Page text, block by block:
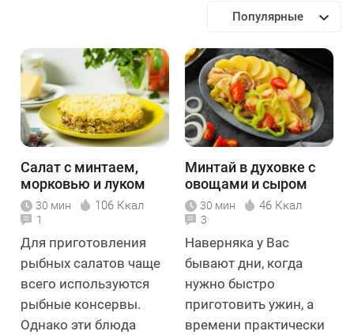
Популярные
Салат с минтаем,
морковью и луком
30 мин 106 Ккал
1
Для приготовления
рыбных салатов чаще
всего используются
рыбные консервы.
Однако эти блюда
Минтай в духовке с
овощами и сыром
30 мин 46 Ккал
3
Наверняка у Вас
бывают дни, когда
нужно быстро
приготовить ужин, а
времени практически